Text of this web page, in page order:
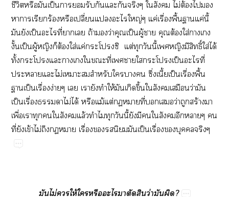
ี​​​ป็​​​​​​​​​​ไม่​ต้​​​
​​​ร้​​ปี่​​​ญ่​ค่​ื่​ื้​​ค่​ี้​
​​ป็​​ี่​​​ถ้​​ว่​​ป็​ู้​​​ต้​ใส่​​
ั้ป็​ู้​​​ต้​ใส่​ค่​​ ​ต่​​​ี้​​​​ิ์​ใส่​ได้​
ั้​​​​​​ี่​​​​​ป็​​ี่​
​​​ไม่​​​​​​​ึ่ี้ป็​ื่​ื้​
​ป็​ื่​ง่​​​​​ให้​​​ึ้​​​​ว่​​
ป็​ื่​​​ไม่​ได้​​ม้​ต่​ี่​​​ว่​​ร้​​
ื่​​​​​​ล้​​​​ี้​​​​​​​​​
ี่​​ข้​ไม่​​ื่​​​​​ป็​ื่​​​
​ไม่​​ให้​​​​​​​ว่​​?